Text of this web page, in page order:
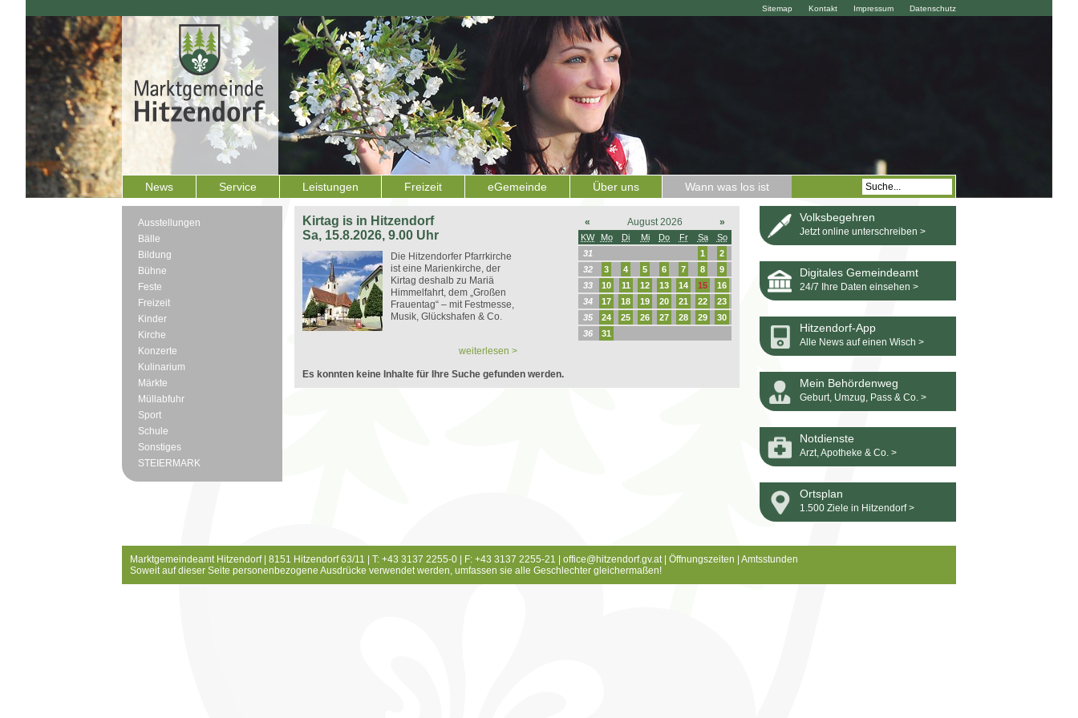
Datenschutz
Impressum
Kontakt
Sitemap
News Service Leistungen Freizeit eGemeinde Über uns Wann was los ist
Ausstellungen
Bälle
Bildung
Bühne
Feste
Freizeit
Kinder
Kirche
Konzerte
Kulinarium
Märkte
Müllabfuhr
Sport
Schule
Sonstiges
STEIERMARK
Kirtag is in Hitzendorf
Sa, 15.8.2026, 9.00 Uhr
Die Hitzendorfer Pfarrkirche
ist eine Marienkirche, der
Kirtag deshalb zu Mariä
Himmelfahrt, dem „Großen
Frauentag“ – mit Festmesse,
Musik, Glückshafen & Co.
weiterlesen >
« August 2026 »
KW Mo Di Mi Do Fr Sa
So
31
1
2
32
3 4 5 6 7 8
9
33
10 11 12 13 14 15
16
34
17 18 19 20 21 22
23
35
24 25 26 27 28 29
30
36
31
Es konnten keine Inhalte für Ihre Suche gefunden werden.
Volksbegehren
Jetzt online unterschreiben >
Digitales Gemeindeamt
24/7 Ihre Daten einsehen >
Hitzendorf-App
Alle News auf einen Wisch >
Mein Behördenweg
Geburt, Umzug, Pass & Co. >
Notdienste
Arzt, Apotheke & Co. >
Ortsplan
1.500 Ziele in Hitzendorf >
Marktgemeindeamt Hitzendorf | 8151 Hitzendorf 63/11 | T: +43 3137 2255-0 | F: +43 3137 2255-21 | office@hitzendorf.gv.at| Öffnungszeiten
Amtsstunden
Soweit auf dieser Seite personenbezogene Ausdrücke verwendet werden, umfassen sie alle Geschlechter gleichermaßen!